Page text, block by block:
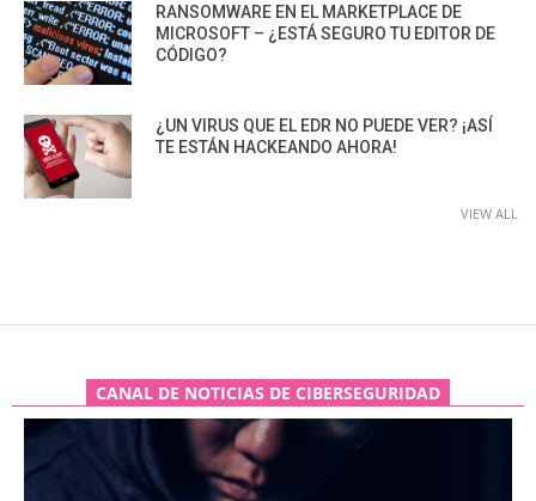
RANSOMWARE EN EL MARKETPLACE DE
MICROSOFT – ¿ESTÁ SEGURO TU EDITOR DE
CÓDIGO?
¿UN VIRUS QUE EL EDR NO PUEDE VER? ¡ASÍ
TE ESTÁN HACKEANDO AHORA!
VIEW ALL
CANAL DE NOTICIAS DE CIBERSEGURIDAD